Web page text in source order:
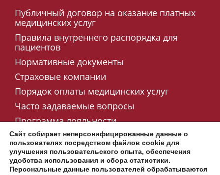
Публичный договор на оказание платных
медицинских услуг
Правила внутреннего распорядка для
пациентов
Нормативные документы
Страховые компании
Порядок оплаты медицинских услуг
Часто задаваемые вопросы
Программа лояльности
Подарочные сертификаты
Сайт собирает неперсонифицированные данные о
пользователях посредством файлов cookie для
улучшения пользовательского опыта, обеспечения
удобства использования и сбора статистики.
Персональные данные пользователей обрабатываются